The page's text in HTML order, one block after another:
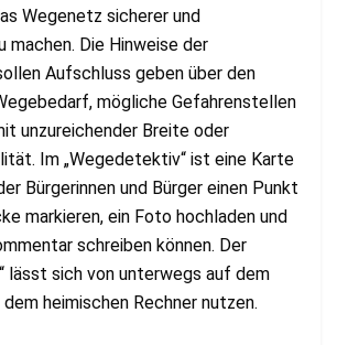
Wegenetz sicherer und
machen. Die Hinweise der
Aufschluss geben über den
mögliche Gefahrenstellen
unzureichender Breite oder
Im „Wegedetektiv“ ist eine Karte
Bürgerinnen und Bürger einen Punkt
markieren, ein Foto hochladen und
schreiben können. Der
lässt sich von unterwegs auf dem
heimischen Rechner nutzen.